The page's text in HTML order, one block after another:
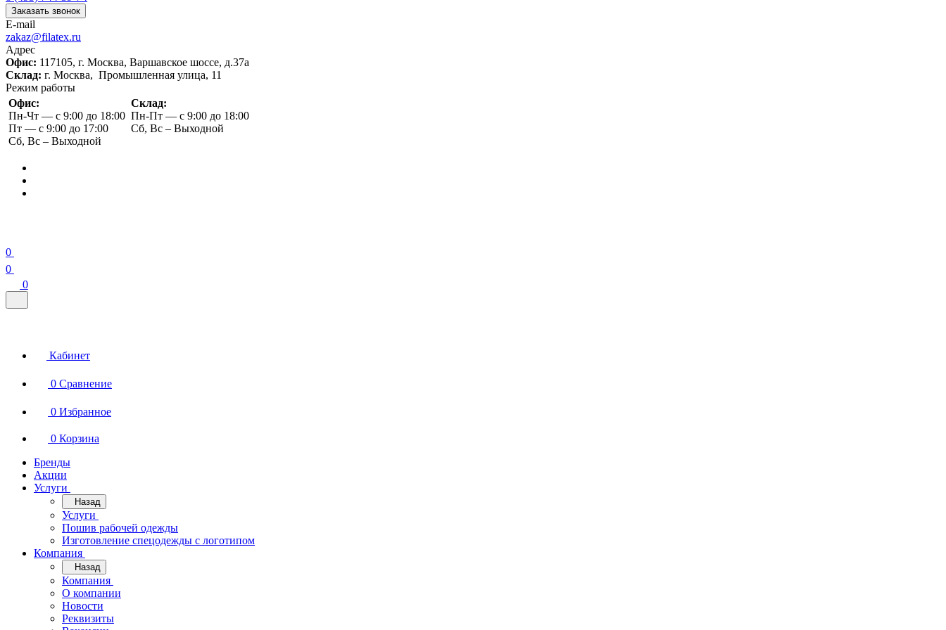
Заказать звонок
E-mail
zakaz@filatex.ru
Адрес
Офис: 117105, г. Москва, Варшавское шоссе, д.37а
Склад: г. Москва, Промышленная улица, 11
Режим работы
Офис:
Пн-Чт — с 9:00 до 18:00
Пт — с 9:00 до 17:00
Сб, Вс – Выходной
Склад:
Пн-Пт — с 9:00 до 18:00
Сб, Вс – Выходной
0
0
0
Кабинет
0 Сравнение
0 Избранное
0 Корзина
Бренды
Акции
Услуги
Назад
Услуги
Пошив рабочей одежды
Изготовление спецодежды с логотипом
Компания
Назад
Компания
О компании
Новости
Реквизиты